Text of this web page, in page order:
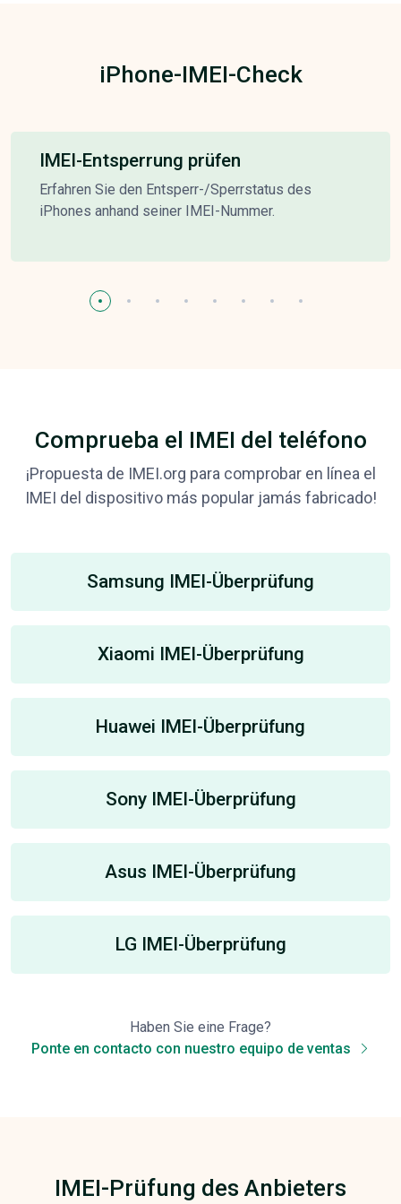
iPhone-IMEI-Check
IMEI-Entsperrung prüfen
Erfahren Sie den Entsperr-/Sperrstatus des
iPhones anhand seiner IMEI-Nummer.
Comprueba el IMEI del teléfono
¡Propuesta de IMEI.org para comprobar en línea el
IMEI del dispositivo más popular jamás fabricado!
Samsung IMEI-Überprüfung
Xiaomi IMEI-Überprüfung
Huawei IMEI-Überprüfung
Sony IMEI-Überprüfung
Asus IMEI-Überprüfung
LG IMEI-Überprüfung
Haben Sie eine Frage?
Ponte en contacto con nuestro equipo de ventas
IMEI-Prüfung des Anbieters